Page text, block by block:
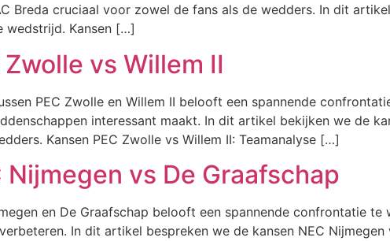
Breda cruciaal voor zowel de fans als de wedders. In dit
wedstrijd. Kansen […]
Zwolle vs Willem II
PEC Zwolle en Willem II belooft een spannende
interessant maakt. In dit artikel bekijken we de
Kansen PEC Zwolle vs Willem II: Teamanalyse […]
Nijmegen vs De Graafschap
en De Graafschap belooft een spannende confrontatie
In dit artikel bespreken we de kansen NEC